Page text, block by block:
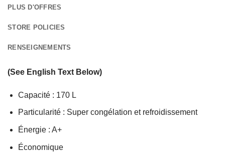
PLUS D'OFFRES
STORE POLICIES
RENSEIGNEMENTS
(See English Text Below)
Capacité : 170 L
Particularité : Super congélation et refroidissement
Énergie : A+
Économique